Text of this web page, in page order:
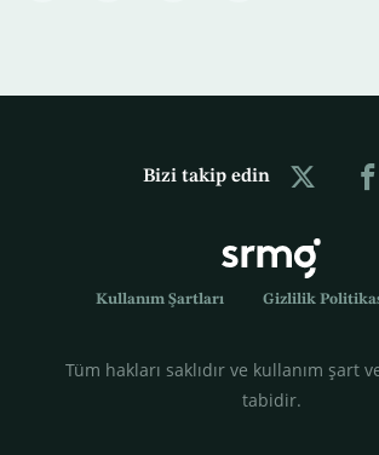
Bizi takip edin
Kullanım Şartları Gizlilik
Tüm hakları saklıdır ve kullanım şart
tabidir.